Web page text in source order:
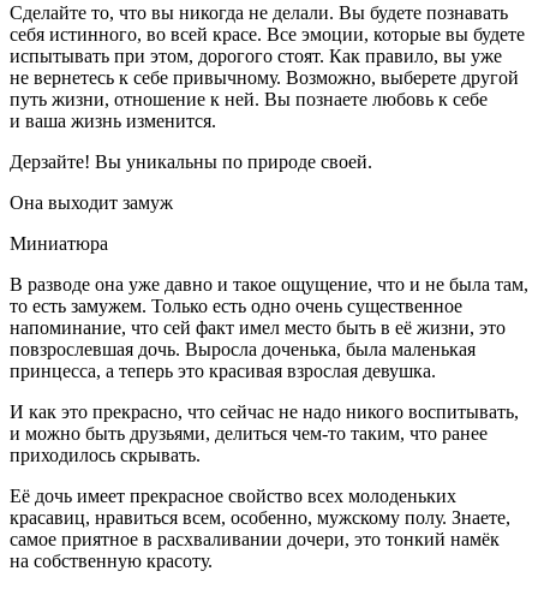
Сделайте то, что вы никогда не делали. Вы будете познавать
себя истинного, во всей красе. Все эмоции, которые вы будете
испытывать при этом, дорогого стоят. Как правило, вы уже
не вернетесь к себе привычному. Возможно, выберете другой
путь жизни, отношение к ней. Вы познаете любовь к себе
и ваша жизнь изменится.
Дерзайте! Вы уникальны по природе своей.
Она выходит замуж
Миниатюра
В разводе она уже давно и такое ощущение, что и не была там,
то есть замужем. Только есть одно очень существенное
напоминание, что сей факт имел место быть в её жизни, это
повзрослевшая дочь. Выросла доченька, была маленькая
принцесса, а теперь это красивая взрослая девушка.
И как это прекрасно, что сейчас не надо никого воспитывать,
и можно быть друзьями, делиться чем-то таким, что ранее
приходилось скрывать.
Её дочь имеет прекрасное свойство всех молоденьких
красавиц, нравиться всем, особенно, мужскому полу. Знаете,
самое приятное в расхваливании дочери, это тонкий намёк
на собственную красоту.